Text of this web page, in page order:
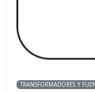
TRANSFORMADORES Y